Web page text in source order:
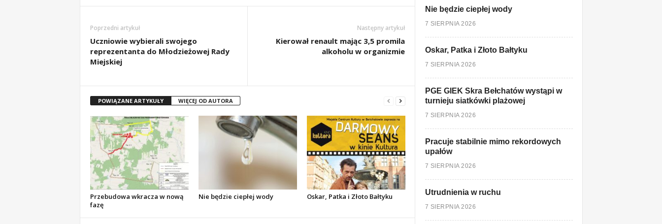
Poprzedni artykuł
Uczniowie wybierali swojego
reprezentanta do Młodzieżowej Rady
Miejskiej
Następny artykuł
Kierował renault mając 3,5 promila
alkoholu w organizmie
POWIĄZANE ARTYKUŁY WIĘCEJ OD AUTORA
Przebudowa wkracza w nową
fazę
Nie będzie ciepłej wody Oskar, Patka i Złoto Bałtyku
Nie będzie ciepłej wody
7 SIERPNIA 2026
Oskar, Patka i Złoto Bałtyku
7 SIERPNIA 2026
PGE GIEK Skra Bełchatów wystąpi w
turnieju siatkówki plażowej
7 SIERPNIA 2026
Pracuje stabilnie mimo rekordowych
upałów
7 SIERPNIA 2026
Utrudnienia w ruchu
7 SIERPNIA 2026